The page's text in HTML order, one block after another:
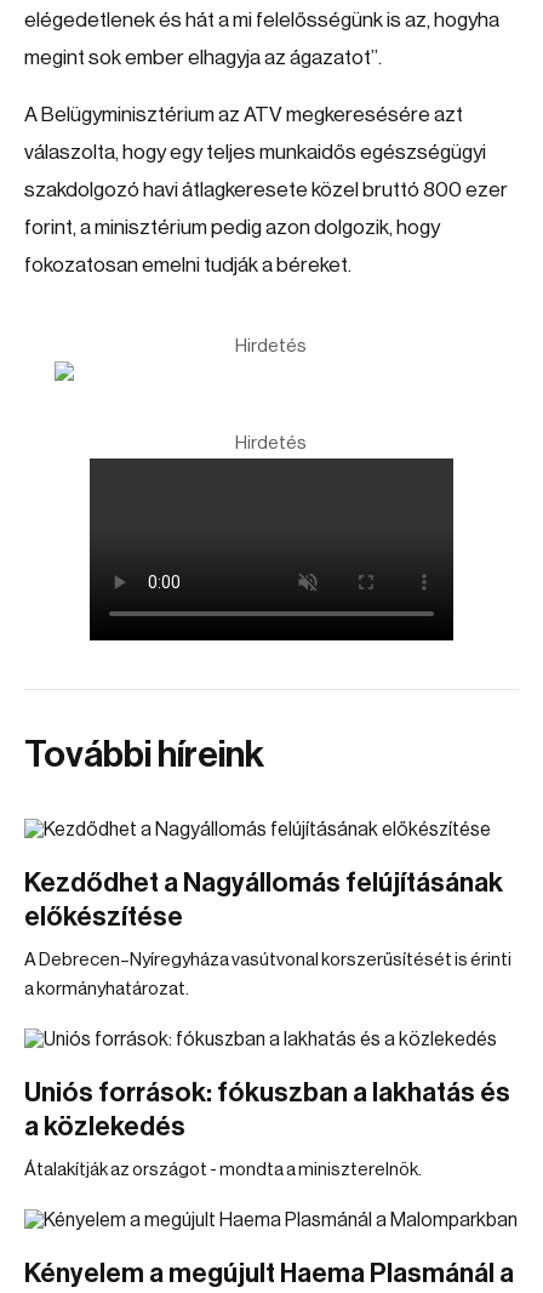
elégedetlenek és hát a mi felelősségünk is az, hogyha
megint sok ember elhagyja az ágazatot”.
A Belügyminisztérium az ATV megkeresésére azt
válaszolta, hogy egy teljes munkaidős egészségügyi
szakdolgozó havi átlagkeresete közel bruttó 800 ezer
forint, a minisztérium pedig azon dolgozik, hogy
fokozatosan emelni tudják a béreket.
Hirdetés
Hirdetés
További híreink
Kezdődhet a Nagyállomás felújításának
előkészítése
A Debrecen–Nyíregyháza vasútvonal korszerűsítését is érinti
a kormányhatározat.
Uniós források: fókuszban a lakhatás és
a közlekedés
Átalakítják az országot - mondta a miniszterelnök.
Kényelem a megújult Haema Plasmánál a